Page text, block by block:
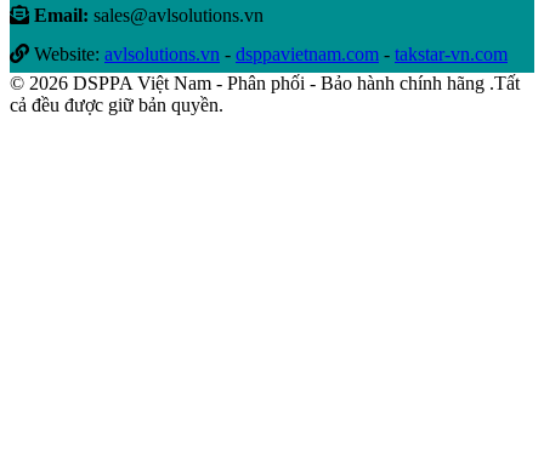
Email: sales@avlsolutions.vn
Website: avlsolutions.vn - dsppavietnam.com - takstar-vn.com
© 2026 DSPPA Việt Nam - Phân phối - Bảo hành chính hãng .Tất
cả đều được giữ bản quyền.